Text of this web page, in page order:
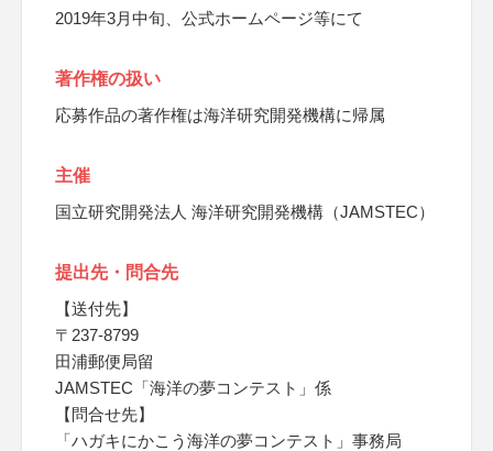
2019年3月中旬、公式ホームページ等にて
著作権の扱い
応募作品の著作権は海洋研究開発機構に帰属
主催
国立研究開発法人 海洋研究開発機構（JAMSTEC）
提出先・問合先
【送付先】
〒237-8799
田浦郵便局留
JAMSTEC「海洋の夢コンテスト」係
【問合せ先】
「ハガキにかこう海洋の夢コンテスト」事務局